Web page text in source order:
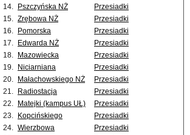
14. Pszczyńska NŻ
Przesiadki
15. Zrębowa NŻ
Przesiadki
16. Pomorska
Przesiadki
17. Edwarda NŻ
Przesiadki
18. Mazowiecka
Przesiadki
19. Niciarniana
Przesiadki
20. Małachowskiego NŻ
Przesiadki
21. Radiostacja
Przesiadki
22. Matejki (kampus UŁ)
Przesiadki
23. Kopcińskiego
Przesiadki
24. Wierzbowa
Przesiadki